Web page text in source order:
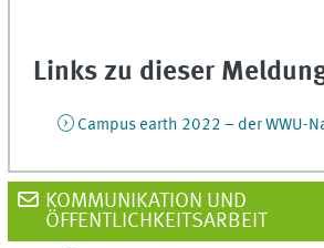
Links zu dieser
Campus earth 2022 – der WWU-
KOMMUNIKATION UND
ÖFFENTLICHKEITSARBEIT